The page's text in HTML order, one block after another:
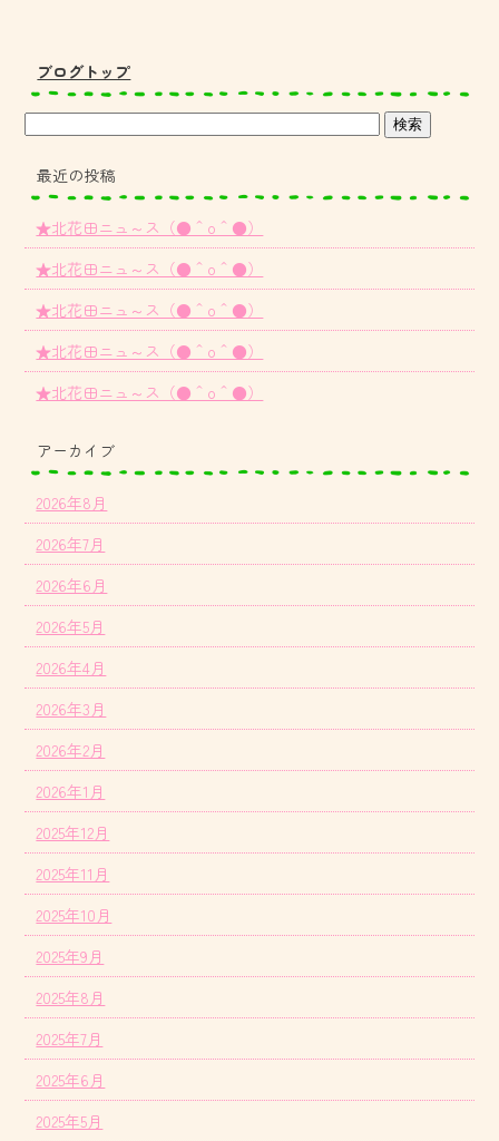
ブログトップ
最近の投稿
★北花田ニュ～ス（●＾o＾●）
★北花田ニュ～ス（●＾o＾●）
★北花田ニュ～ス（●＾o＾●）
★北花田ニュ～ス（●＾o＾●）
★北花田ニュ～ス（●＾o＾●）
アーカイブ
2026年8月
2026年7月
2026年6月
2026年5月
2026年4月
2026年3月
2026年2月
2026年1月
2025年12月
2025年11月
2025年10月
2025年9月
2025年8月
2025年7月
2025年6月
2025年5月